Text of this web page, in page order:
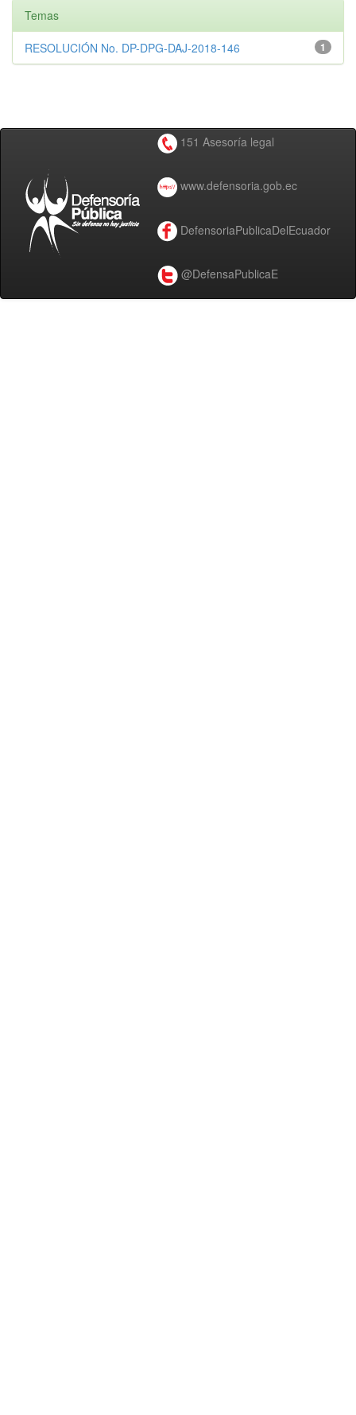
Temas
1
RESOLUCIÓN No. DP-DPG-DAJ-2018-146
151 Asesoría legal
www.defensoria.gob.ec
DefensoriaPublicaDelEcuador
@DefensaPublicaE